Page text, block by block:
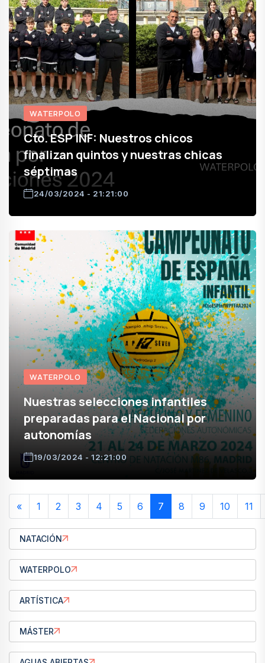
WATERPOLO
Cto. ESP INF: Nuestros chicos
finalizan quintos y nuestras chicas
séptimas
24/03/2024 - 21:21:00
WATERPOLO
Nuestras selecciones infantiles
preparadas para el Nacional por
autonomías
19/03/2024 - 12:21:00
« 1 2 3 4 5 6 7 8 9 10 11
NATACIÓN
WATERPOLO
ARTÍSTICA
MÁSTER